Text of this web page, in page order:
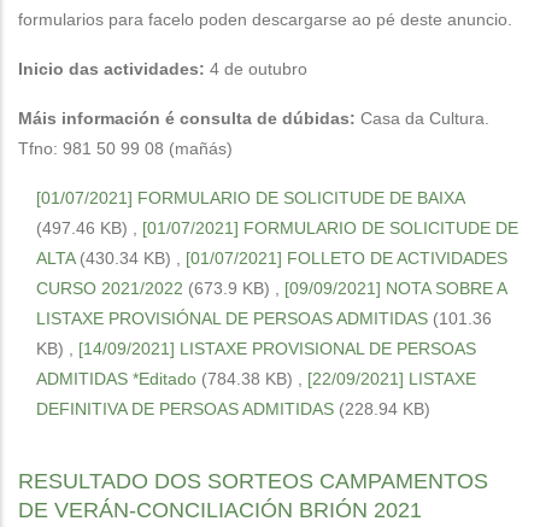
formularios para facelo poden descargarse ao pé deste anuncio.
Inicio das actividades: 4 de outubro
Máis información é consulta de dúbidas: Casa da Cultura.
Tfno: 981 50 99 08 (mañás)
[01/07/2021] FORMULARIO DE SOLICITUDE DE BAIXA
(497.46 KB)
[01/07/2021] FORMULARIO DE SOLICITUDE DE
ALTA (430.34 KB)
[01/07/2021] FOLLETO DE ACTIVIDADES
CURSO 2021/2022 (673.9 KB)
[09/09/2021] NOTA SOBRE A
LISTAXE PROVISIÓNAL DE PERSOAS ADMITIDAS (101.36
KB)
[14/09/2021] LISTAXE PROVISIONAL DE PERSOAS
ADMITIDAS *Editado (784.38 KB)
[22/09/2021] LISTAXE
DEFINITIVA DE PERSOAS ADMITIDAS (228.94 KB)
RESULTADO DOS SORTEOS CAMPAMENTOS
DE VERÁN-CONCILIACIÓN BRIÓN 2021